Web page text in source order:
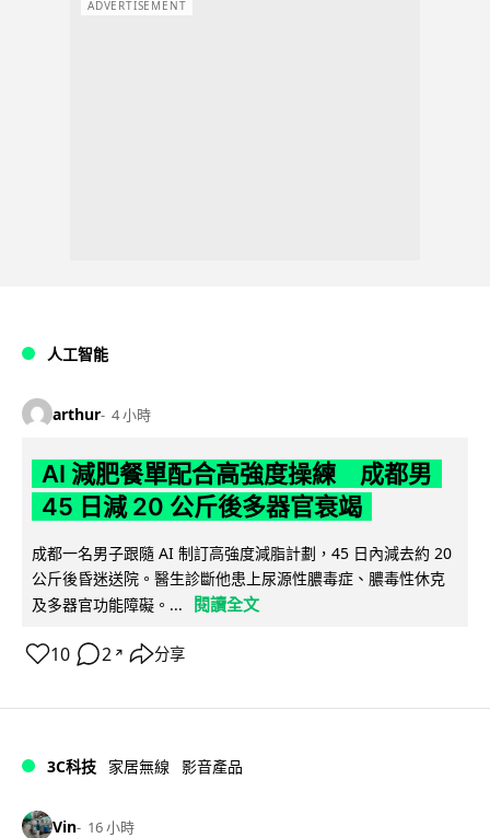
ADVERTISEMENT
人工智能
arthur 4 小時
AI 減肥餐單配合高強度操練 成都男
45 日減 20 公斤後多器官衰竭
成都一名男子跟隨 AI 制訂高強度減脂計劃，45 日內減去約 20
公斤後昏迷送院。醫生診斷他患上尿源性膿毒症、膿毒性休克
及多器官功能障礙。...
閱讀全文
10 2 ↗ 分享
3C科技 家居無線 影音產品
Vin 16 小時